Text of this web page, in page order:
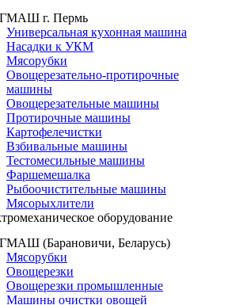
г. Пермь
Универсальная кухонная машина
Насадки к УКМ
Мясорубки
Овощерезательно-протирочные
машины
Овощерезательные машины
Протирочные машины
Картофелечистки
Взбивальные машины
Тестомесильные машины
Фаршемешалка
Рыбоочистительные машины
Мясорыхлители
оборудование
(Барановичи, Беларусь)
Мясорубки
Овощерезки
Овощерезки промышленные
Машины очистки овощей